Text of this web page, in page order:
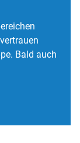
Bald auch